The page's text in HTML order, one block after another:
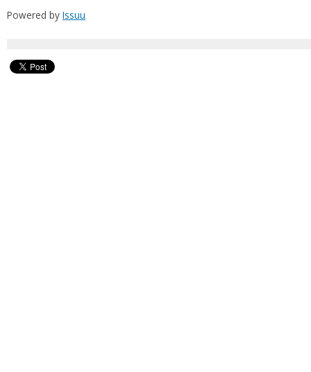
Powered by Issuu